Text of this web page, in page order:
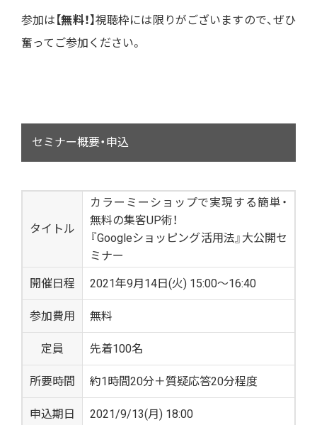
参加は【無料！】視聴枠には限りがございますので、ぜひ
奮ってご参加ください。
セミナー概要・申込
タイトル
カラーミーショップで実現する簡単・
無料の集客UP術！
『Googleショッピング活用法』大公開セ
ミナー
開催日程 2021年9月14日(火) 15:00〜16:40
参加費用 無料
定員 先着100名
所要時間 約1時間20分＋質疑応答20分程度
申込期日 2021/9/13(月) 18:00